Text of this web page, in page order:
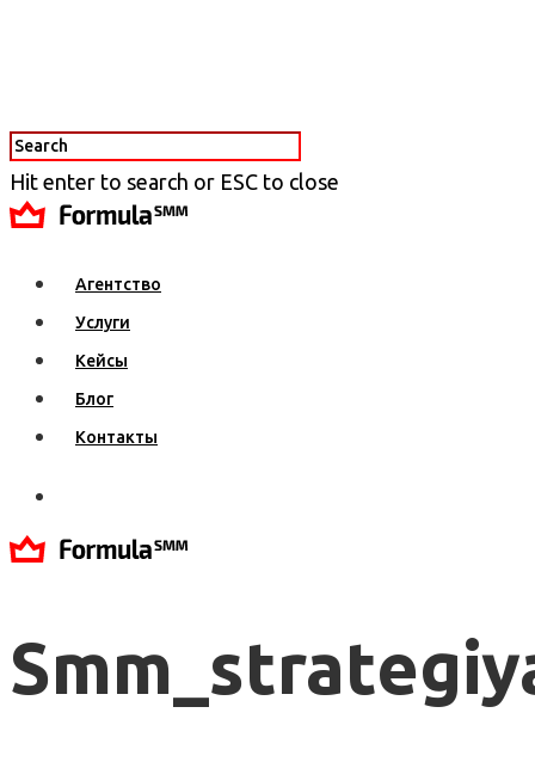
Hit enter to search or ESC to close
Агентство
Услуги
Кейсы
Блог
Контакты